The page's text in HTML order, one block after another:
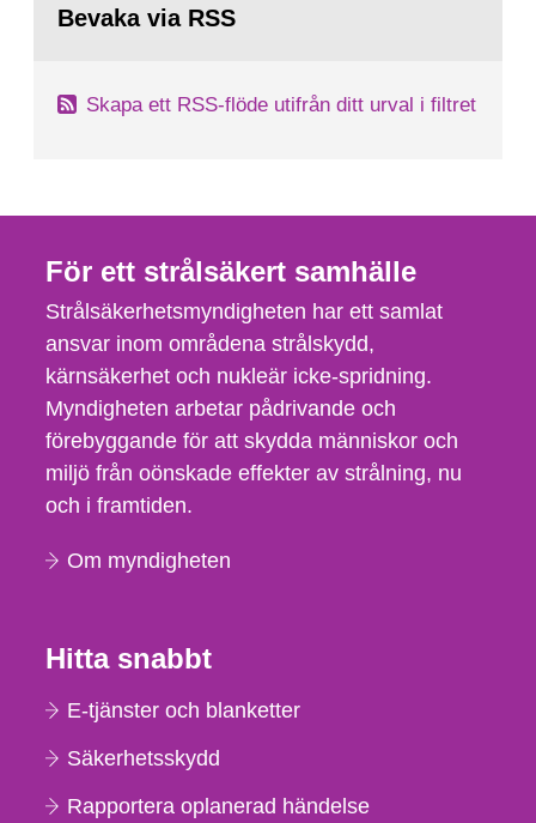
Bevaka via RSS
Skapa ett RSS-flöde utifrån ditt urval i filtret
För ett strålsäkert samhälle
Strålsäkerhetsmyndigheten har ett samlat
ansvar inom områdena strålskydd,
kärnsäkerhet och nukleär icke-spridning.
Myndigheten arbetar pådrivande och
förebyggande för att skydda människor och
miljö från oönskade effekter av strålning, nu
och i framtiden.
Om myndigheten
Hitta snabbt
E-tjänster och blanketter
Säkerhetsskydd
Rapportera oplanerad händelse